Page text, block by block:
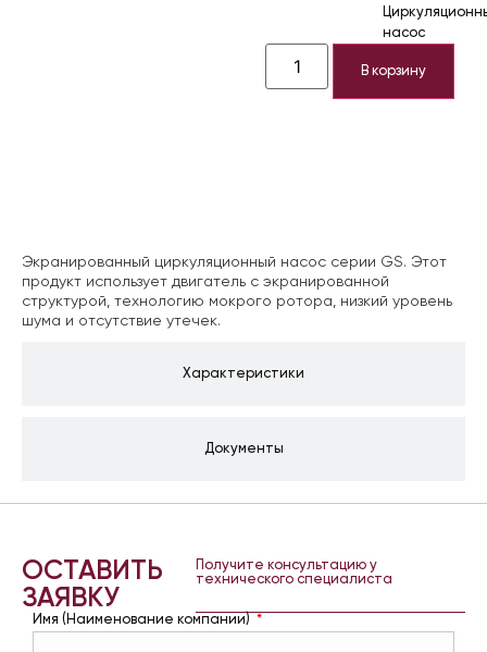
насос
В корзину
Характеристики
Документы
Экранированный циркуляционный насос серии GS. Этот
продукт использует двигатель с экранированной
структурой, технологию мокрого ротора, низкий уровень
шума и отсутствие утечек.
ОСТАВИТЬ
ЗАЯВКУ
Получите консультацию у
технического специалиста
Имя (Наименование компании)